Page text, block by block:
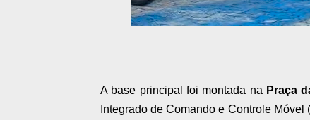
A base principal foi montada na Praça
Integrado de Comando e Controle